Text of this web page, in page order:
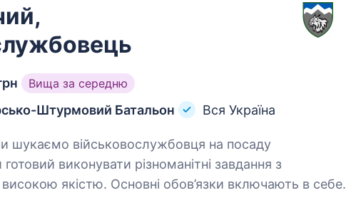
Вища за середню
Штурмовий Батальон Вся Україна
виконувати різноманітні завдання з
високою якістю. Основні обов’язки включають в себе